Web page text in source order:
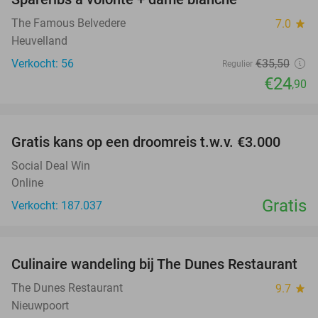
The Famous Belvedere 7.0 star
Heuvelland
Verkocht: 56
Regulier €35,50
€24,90
Gratis kans op een droomreis t.w.v. €3.000
Social Deal Win
Online
Verkocht: 187.037
Gratis
28%
Culinaire wandeling bij The Dunes Restaurant
The Dunes Restaurant 9.7 star
Nieuwpoort